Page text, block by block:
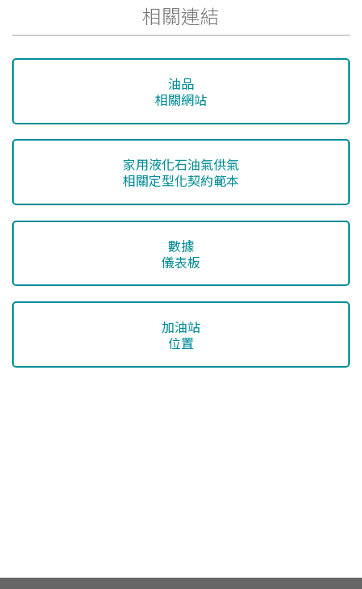
相關連結
油品
相關網站
家用液化石油氣供氣
相關定型化契約範本
數據
儀表板
加油站
位置